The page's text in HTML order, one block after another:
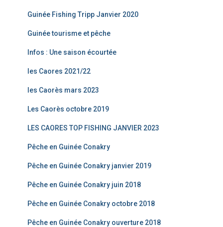
Guinée Fishing Tripp Janvier 2020
Guinée tourisme et pêche
Infos : Une saison écourtée
les Caores 2021/22
les Caorès mars 2023
Les Caorès octobre 2019
LES CAORES TOP FISHING JANVIER 2023
Pêche en Guinée Conakry
Pêche en Guinée Conakry janvier 2019
Pêche en Guinée Conakry juin 2018
Pêche en Guinée Conakry octobre 2018
Pêche en Guinée Conakry ouverture 2018